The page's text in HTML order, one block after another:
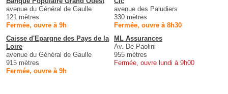
avenue du Général de Gaulle
121 mètres
Fermée, ouvre à 9h
avenue des Paludiers
330 mètres
Fermée, ouvre à 8h30
Caisse d'Epargne des Pays de la
Loire
avenue du Général de Gaulle
915 mètres
Fermée, ouvre à 9h
ML Assurances
Av. De Paolini
955 mètres
Fermée, ouvre lundi à 9h00